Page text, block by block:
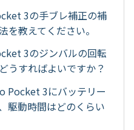
3の手ブレ補正の補
を教えてください。
3のジンバルの回転
うすればよいですか？
Pocket 3にバッテリー
駆動時間はどのくらい